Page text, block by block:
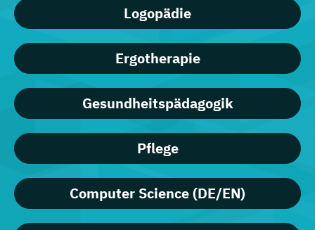
Logopädie
Ergotherapie
Gesundheitspädagogik
Pflege
Computer Science (DE/EN)